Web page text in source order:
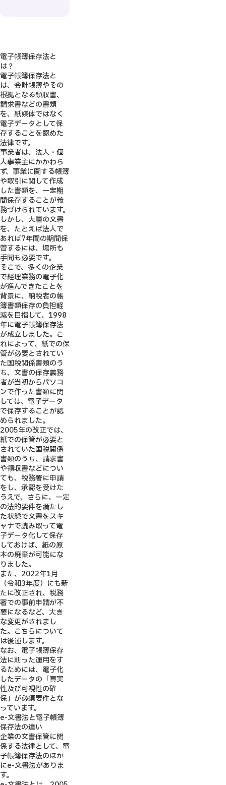
電子帳簿保存法と
は？
電子帳簿保存法と
は、会計帳簿やその
根拠となる領収書、
請求書などの書類
を、紙媒体ではなく
電子データとして保
存することを認めた
法律です。
事業者は、法人・個
人事業主にかかわら
ず、事業に関する帳簿
や取引に関して作成
した書類を、一定期
間保存することが義
務づけられています。
しかし、大量の文書
を、たとえば法人で
あれば7年間の期間保
管するには、場所も
手間も必要です。
そこで、多くの企業
で経理業務の電子化
が進んできたことを
背景に、納税者の帳
簿書類保存の負担軽
減を目指して、1998
年に電子帳簿保存法
が成立しました。こ
れによって、紙での保
管が必要とされてい
た国税関係書類のう
ち、文書の保存義務
者が当初からパソコ
ンで作った書類に関
しては、電子データ
で保存することが認
められました。
2005年の改正では、
紙での保管が必要と
されていた国税関係
書類のうち、請求書
や領収書などについ
ても、税務署に申請
をし、承認を受けた
うえで、さらに、一定
の法的要件を満たし
た状態で文書をスキ
ャナで読み取って電
子データ化して保存
しておけば、紙の原
本の廃棄が可能にな
りました。
また、2022年1月
（令和3年度）にも新
たに改正され、税務
署での事前申請が不
要になるなど、大き
な変更がされまし
た。こちらについて
は後述します。
なお、電子帳簿保存
法に則った運用をす
るためには、電子化
したデータの「真実
性及び可視性の確
保」が必須要件とな
っています。
e-文書法と電子帳簿
保存法の違い
企業の文書保管に関
係する法律として、電
子帳簿保存法のほか
にe-文書法がありま
す。